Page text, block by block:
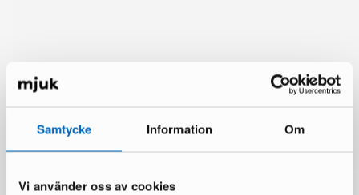
Samtycke Information Om
Vi använder oss av cookies